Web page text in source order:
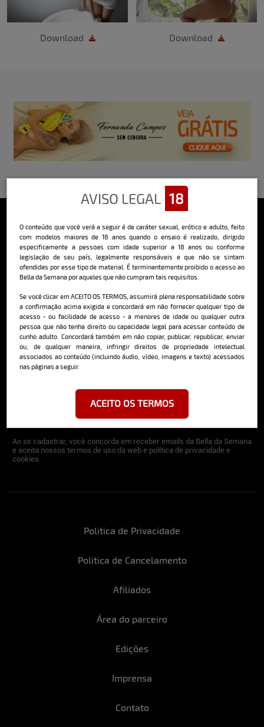
Download Download
AVISO LEGAL 18
O conteúdo que você verá a seguir é de caráter sexual, erótico e adulto, feito
com modelos maiores de 18 anos quando o ensaio é realizado, dirigido
especificamente a pessoas com idade superior a 18 anos ou conforme
legislação de seu país, legalmente responsáveis e que não se sintam
ofendidas por esse tipo de material. É terminantemente proibido o acesso ao
Bella da Semana por aqueles que não cumpram tais requisitos.
Se você clicar em ACEITO OS TERMOS, assumirá plena responsabilidade sobre
a confirmação acima exigida e concordará em não fornecer qualquer tipo de
acesso - ou facilidade de acesso - a menores de idade ou qualquer outra
pessoa que não tenha direito ou capacidade legal para acessar conteúdo de
cunho adulto. Concordará também em não copiar, publicar, republicar, enviar
ou, de qualquer maneira, infringir direitos de propriedade intelectual
associados ao conteúdo (incluindo áudio, vídeo, imagens e texto) acessados
nas páginas a seguir.
ACEITO OS TERMOS
Sobre o Bella
O Bella da Semana é a maior e mais longeva revista masculina digital
do Brasil, com ensaios fotográficos e vídeos exclusivos de alta
qualidade, além de conteúdo editorial sobre saúde, esportes, moda,
Saiba mais
Politica de Privacidade
Politica de Cancelamento
Afiliados
Área do parceiro
Edições
Imprensa
Contato
Cadastre-se e receba a mais
deliciosa newsletter da internet
Ao se cadastrar, você concorda em receber emails da Bella da Semana
e aceita nossos termos de uso da web e política de privacidade e
cookies.